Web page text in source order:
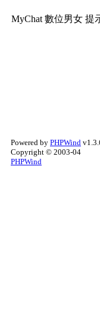
MyChat 數位男女 提
Powered by PHPWind
Copyright © 2003-04
PHPWind